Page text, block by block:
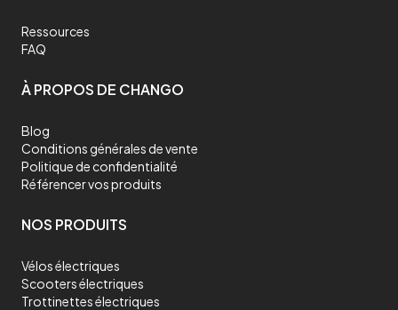
Ressources
FAQ
À PROPOS DE CHANGO
Blog
Conditions générales de vente
Politique de confidentialité
Référencer vos produits
NOS PRODUITS
Vélos électriques
Scooters électriques
Trottinettes électriques